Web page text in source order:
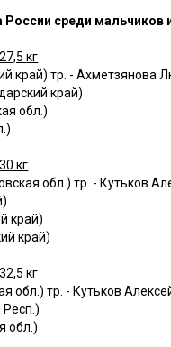
среди мальчиков
кг
край) тр. - Ахметзянова
край)
обл.)
кг
обл.) тр. - Кутьков
край)
край)
кг
обл.) тр. - Кутьков
обл.)